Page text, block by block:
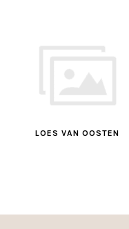
LOES VAN OOSTEN